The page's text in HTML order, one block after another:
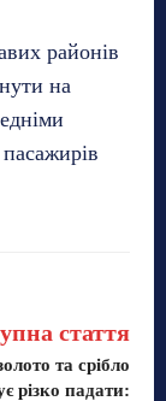
районів
на
стаття
та срібло
різко падати: